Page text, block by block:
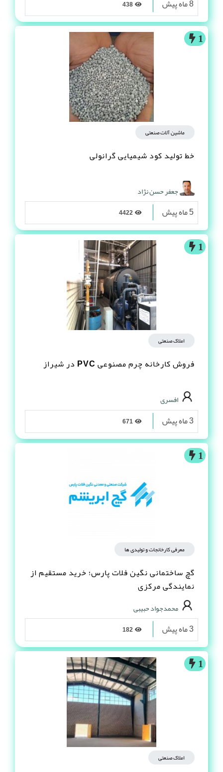
8 ماه پیش
1
ماشین آلات صنعتی
خط تولید کود شیمیایی گرانولی
جعفر حسن نژاد
5 ماه پیش
1
املاک صنعتی
فروش کارخانه چرم مصنوعى PVC در شیراز
افسری
3 ماه پیش
1
معرفی کارخانجات و تولیدی ها
گچ ساختمانی نگین فلات پارس؛ خرید مستقیم از
نمایندگی مرکزی
محمدجواد حبیبی
3 ماه پیش
1
املاک صنعتی